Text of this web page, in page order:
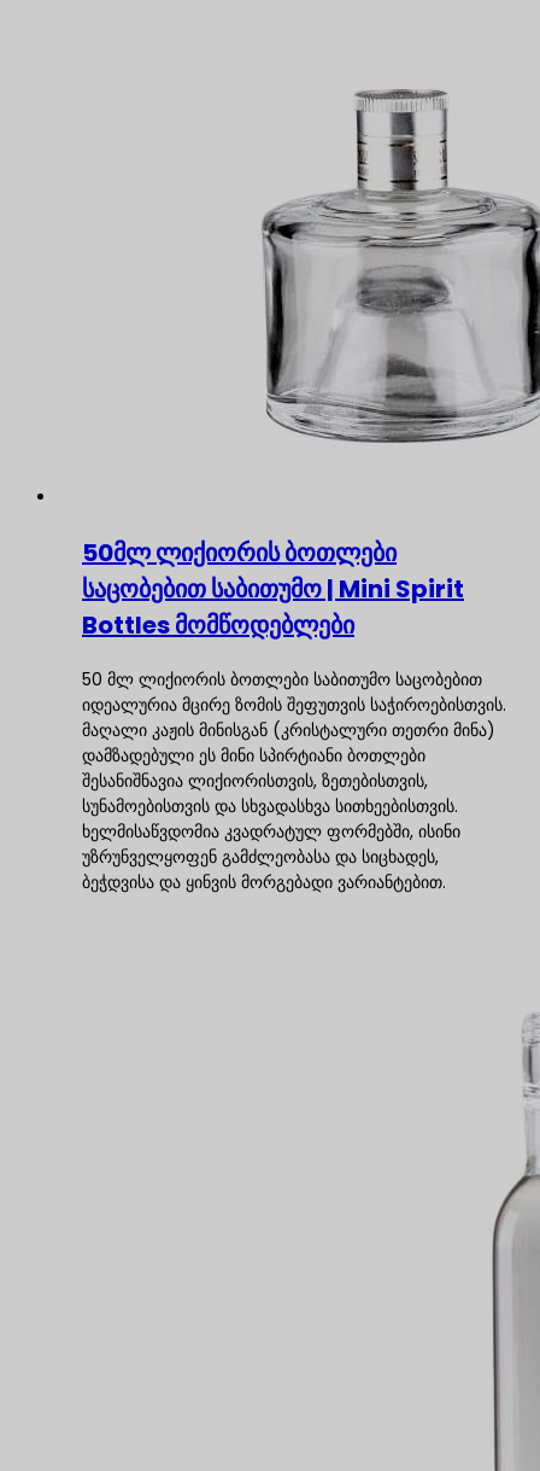
50მლ ლიქიორის ბოთლები
საცობებით საბითუმო | Mini Spirit
Bottles მომწოდებლები
50 მლ ლიქიორის ბოთლები საბითუმო საცობებით
იდეალურია მცირე ზომის შეფუთვის საჭიროებისთვის.
მაღალი კაჟის მინისგან (კრისტალური თეთრი მინა)
დამზადებული ეს მინი სპირტიანი ბოთლები
შესანიშნავია ლიქიორისთვის, ზეთებისთვის,
სუნამოებისთვის და სხვადასხვა სითხეებისთვის.
ხელმისაწვდომია კვადრატულ ფორმებში, ისინი
უზრუნველყოფენ გამძლეობასა და სიცხადეს,
ბეჭდვისა და ყინვის მორგებადი ვარიანტებით.